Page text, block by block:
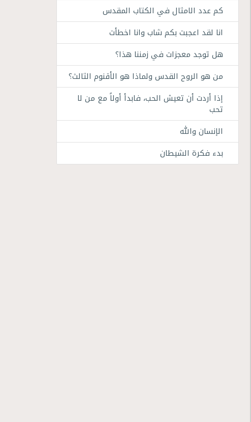
كم عدد الامثال في الكتاب المقدس
انا لقد اعجبت بكم شاب وانا اخطأت
هل توجد معجزات في زمننا هذا؟
من هو الروح القدس ولماذا هو الأقنوم الثالث؟
إذا أردت أن تعيش الحب، فابدأ أولاً مع من لا
تحب
الإنسان والله
بدء فكرة الشيطان